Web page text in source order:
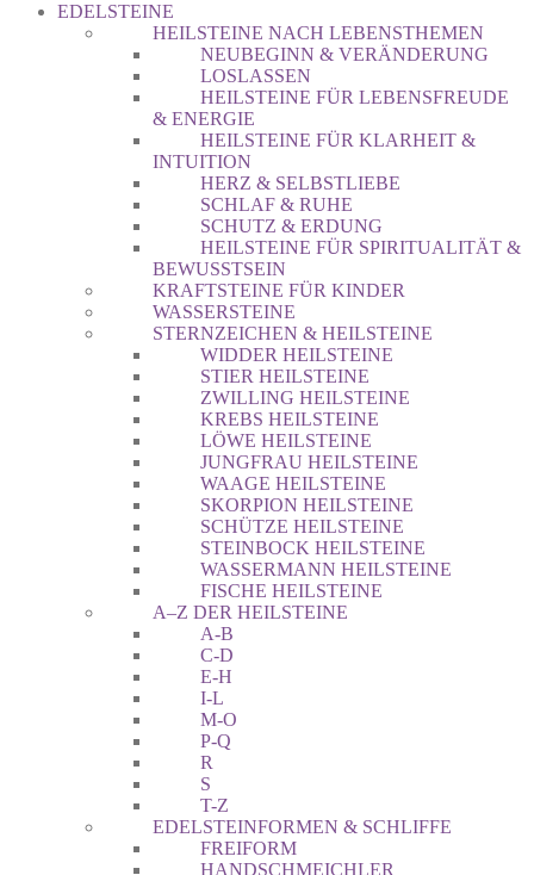
EDELSTEINE
HEILSTEINE NACH LEBENSTHEMEN
NEUBEGINN & VERÄNDERUNG
LOSLASSEN
HEILSTEINE FÜR LEBENSFREUDE
& ENERGIE
HEILSTEINE FÜR KLARHEIT &
INTUITION
HERZ & SELBSTLIEBE
SCHLAF & RUHE
SCHUTZ & ERDUNG
HEILSTEINE FÜR SPIRITUALITÄT &
BEWUSSTSEIN
KRAFTSTEINE FÜR KINDER
WASSERSTEINE
STERNZEICHEN & HEILSTEINE
WIDDER HEILSTEINE
STIER HEILSTEINE
ZWILLING HEILSTEINE
KREBS HEILSTEINE
LÖWE HEILSTEINE
JUNGFRAU HEILSTEINE
WAAGE HEILSTEINE
SKORPION HEILSTEINE
SCHÜTZE HEILSTEINE
STEINBOCK HEILSTEINE
WASSERMANN HEILSTEINE
FISCHE HEILSTEINE
A–Z DER HEILSTEINE
A-B
C-D
E-H
I-L
M-O
P-Q
R
S
T-Z
EDELSTEINFORMEN & SCHLIFFE
FREIFORM
HANDSCHMEICHLER